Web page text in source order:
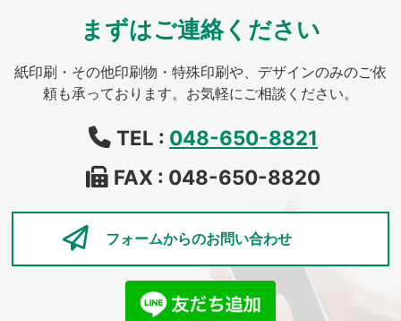
まずはご連絡ください
紙印刷・その他印刷物・特殊印刷や、デザインのみのご依
頼も承っております。お気軽にご相談ください。
TEL : 048-650-8821
FAX : 048-650-8820
フォームからのお問い合わせ